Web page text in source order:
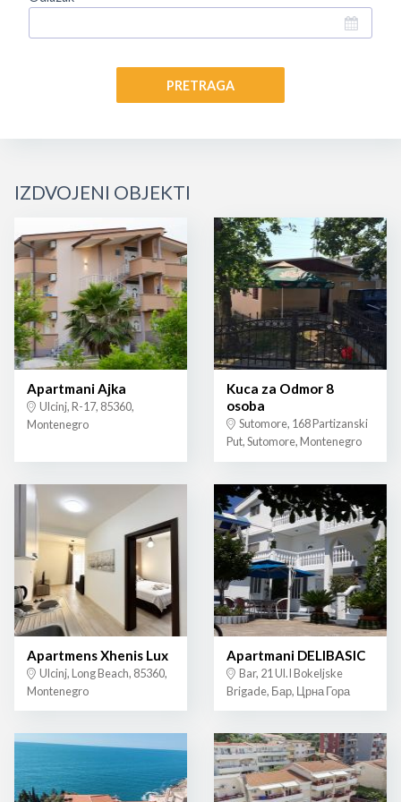
PRETRAGA
IZDVOJENI OBJEKTI
Apartmani Ajka
Ulcinj, R-17, 85360,
Montenegro
Kuca za Odmor 8
osoba
Sutomore, 168 Partizanski
Put, Sutomore, Montenegro
Apartmens Xhenis Lux
Ulcinj, Long Beach, 85360,
Montenegro
Apartmani DELIBASIC
Bar, 21 Ul.I Bokeljske
Brigade, Бар, Црна Гора